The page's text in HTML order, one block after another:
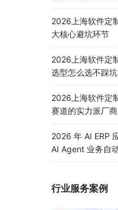
2026上海软件定
大核心避坑环节
2026上海软件定
选型怎么选不踩坑
2026上海软件定
赛道的实力派厂
2026 年 AI ERP
AI Agent 业务自
行业服务案例